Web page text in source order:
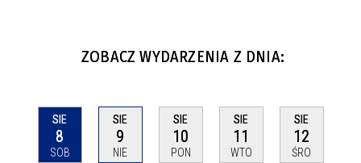
ZOBACZ WYDARZENIA Z DNIA:
SIE
8
SOB
SIE
9
NIE
SIE
10
PON
SIE
11
WTO
SIE
12
ŚRO